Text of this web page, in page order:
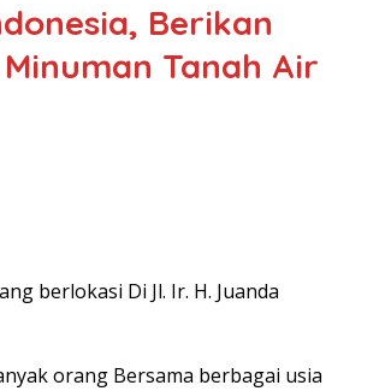
Berikan
Tanah Air
berlokasi Di Jl. Ir. H. Juanda
orang Bersama berbagai usia